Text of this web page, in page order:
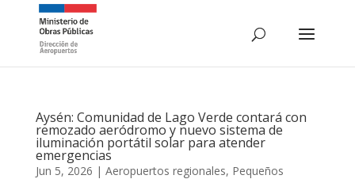
Aysén: Comunidad de Lago Verde contará con
remozado aeródromo y nuevo sistema de
iluminación portátil solar para atender
emergencias
Jun 5, 2026 | Aeropuertos regionales, Pequeños